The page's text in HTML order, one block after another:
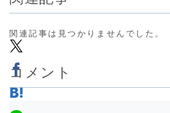
関連記事は見つかりませんでした。
コメント